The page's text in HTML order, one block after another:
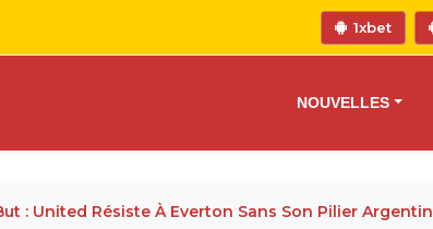
1xbet
NOUVELLES
: United Résiste À Everton Sans Son Pilier Argentin